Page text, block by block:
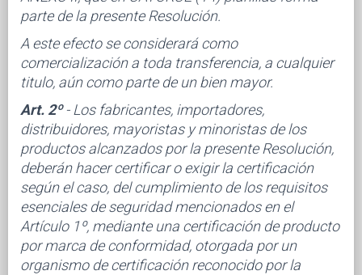
parte de la presente Resolución.
A este efecto se considerará como
comercialización a toda transferencia, a cualquier
titulo, aún como parte de un bien mayor.
Art. 2º- Los fabricantes, importadores,
distribuidores, mayoristas y minoristas de los
productos alcanzados por la presente Resolución,
deberán hacer certificar o exigir la certificación
según el caso, del cumplimiento de los requisitos
esenciales de seguridad mencionados en el
Artículo 1º, mediante una certificación de producto
por marca de conformidad, otorgada por un
organismo de certificación reconocido por la